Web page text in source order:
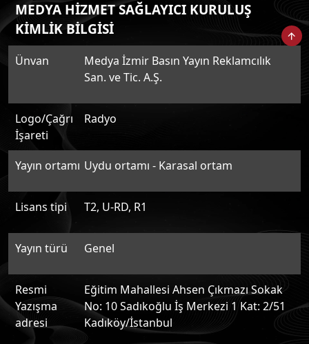
MEDYA HİZMET SAĞLAYICI KURULUŞ
KİMLİK BİLGİSİ
Ünvan
Medya İzmir Basın Yayın Reklamcılık
San. ve Tic. A.Ş.
Logo/Çağrı
İşareti
Radyo
Yayın ortamı Uydu ortamı - Karasal ortam
Lisans tipi T2, U-RD, R1
Yayın türü Genel
Resmi
Yazışma
adresi
Eğitim Mahallesi Ahsen Çıkmazı Sokak
No: 10 Sadıkoğlu İş Merkezi 1 Kat: 2/51
Kadıköy/İstanbul